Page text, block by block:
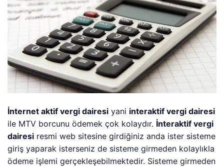
İnternet aktif vergi dairesi yani interaktif vergi dairesi
ile MTV borcunu ödemek çok kolaydır. İnteraktif vergi
dairesi resmi web sitesine girdiğiniz anda ister sisteme
giriş yaparak isterseniz de sisteme girmeden kolaylıkla
ödeme işlemi gerçekleşebilmektedir. Sisteme girmeden